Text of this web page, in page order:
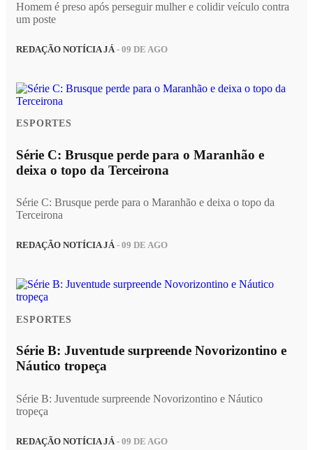
Homem é preso após perseguir mulher e colidir veículo contra
um poste
REDAÇÃO NOTÍCIA JÁ - 09 DE AGO
ESPORTES
Série C: Brusque perde para o Maranhão e
deixa o topo da Terceirona
Série C: Brusque perde para o Maranhão e deixa o topo da
Terceirona
REDAÇÃO NOTÍCIA JÁ- 09 DE AGO
ESPORTES
Série B: Juventude surpreende Novorizontino e
Náutico tropeça
Série B: Juventude surpreende Novorizontino e Náutico
tropeça
REDAÇÃO NOTÍCIA JÁ - 09 DE AGO